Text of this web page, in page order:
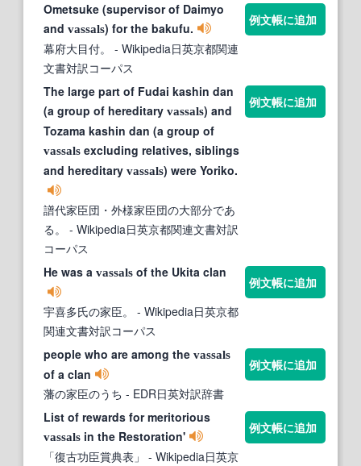
Ometsuke (supervisor of Daimyo
and vassals) for the bakufu.
幕府大目付。
- Wikipedia日英京都関連
文書対訳コーパス
例文帳に追加
The large part of Fudai kashin dan
(a group of hereditary vassals) and
Tozama kashin dan (a group of
vassals excluding relatives, siblings
and hereditary vassals) were Yoriko.
譜代家臣団・外様家臣団の大部分であ
る。
- Wikipedia日英京都関連文書対訳
コーパス
例文帳に追加
He was a vassals of the Ukita clan
宇喜多氏の家臣。
- Wikipedia日英京都
関連文書対訳コーパス
例文帳に追加
people who are among the vassals
of a clan
藩の家臣のうち - EDR日英対訳辞書
例文帳に追加
List of rewards for meritorious
vassals in the Restoration'
「復古功臣賞典表」 - Wikipedia日英京
例文帳に追加